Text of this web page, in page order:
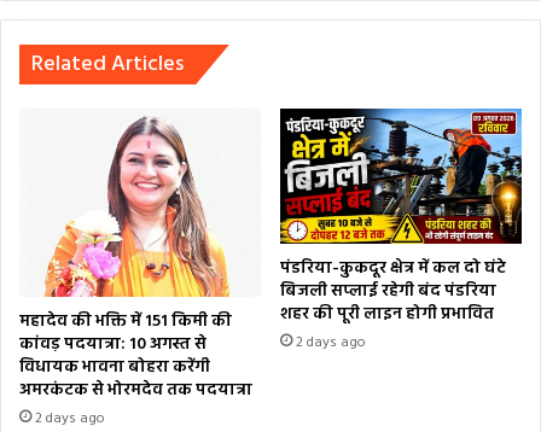
Related Articles
महादेव की भक्ति में 151 किमी की
कांवड़ पदयात्रा: 10 अगस्त से
विधायक भावना बोहरा करेंगी
अमरकंटक से भोरमदेव तक पदयात्रा
2 days ago
पंडरिया-कुकदूर क्षेत्र में कल दो घंटे
बिजली सप्लाई रहेगी बंद पंडरिया
शहर की पूरी लाइन होगी प्रभावित
2 days ago